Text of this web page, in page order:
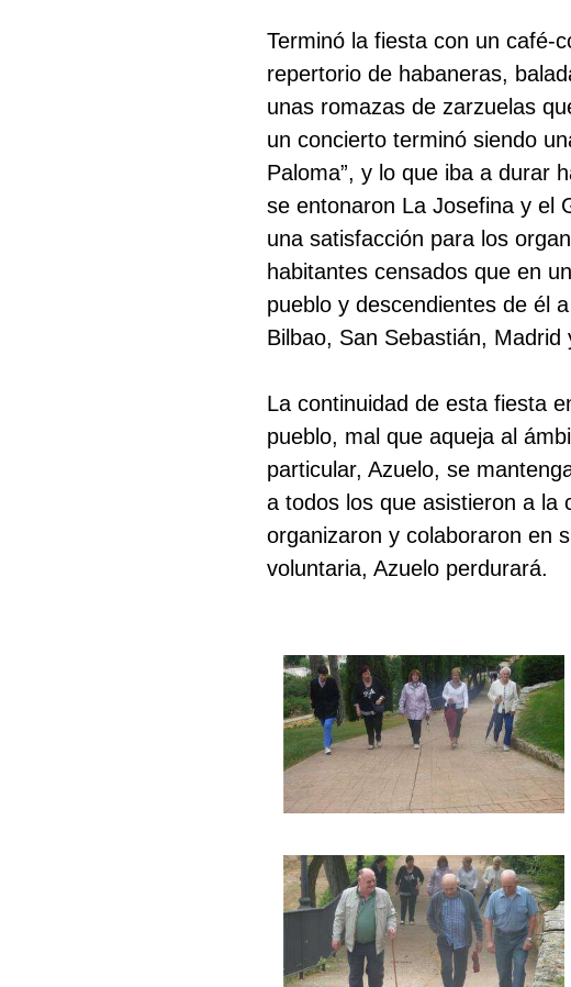
Terminó la fiesta con un café-
repertorio de habaneras,
unas romazas de zarzuelas
un concierto terminó siendo
Paloma”, y lo que iba a durar
se entonaron La Josefina y el
una satisfacción para los
habitantes censados que en
pueblo y descendientes de él
Bilbao, San Sebastián, Madrid
La continuidad de esta fiesta
pueblo, mal que aqueja al
particular, Azuelo, se
a todos los que asistieron a la
organizaron y colaboraron en
voluntaria, Azuelo perdurará.